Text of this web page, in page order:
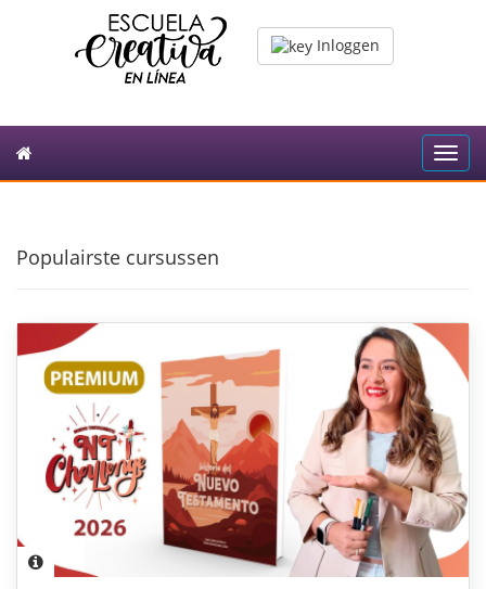
Inloggen
Populairste cursussen